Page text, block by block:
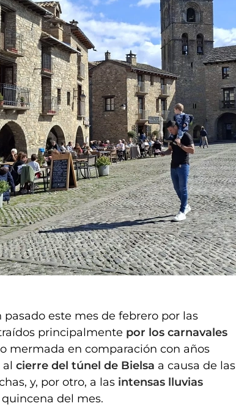
pasado este mes de febrero por las
principalmente por los carnavales
mermada en comparación con años
cierre del túnel de Bielsa a causa de las
y, por otro, a las intensas lluvias
del mes.